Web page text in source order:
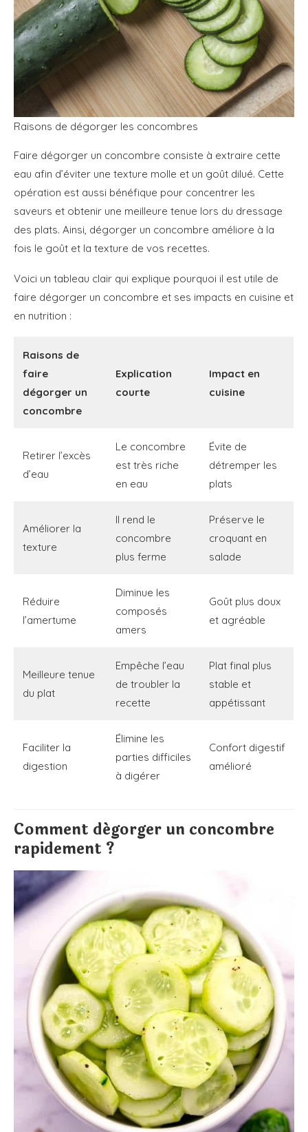
Raisons de dégorger les concombres
Faire dégorger un concombre consiste à extraire cette
eau afin d’éviter une texture molle et un goût dilué. Cette
opération est aussi bénéfique pour concentrer les
saveurs et obtenir une meilleure tenue lors du dressage
des plats. Ainsi, dégorger un concombre améliore à la
fois le goût et la texture de vos recettes.
Voici un tableau clair qui explique pourquoi il est utile de
faire dégorger un concombre et ses impacts en cuisine et
en nutrition :
Raisons de
faire
dégorger un
concombre
Explication
courte
Impact en
cuisine
Retirer l’excès
d’eau
Le concombre
est très riche
en eau
Évite de
détremper les
plats
Améliorer la
texture
Il rend le
concombre
plus ferme
Préserve le
croquant en
salade
Réduire
l’amertume
Diminue les
composés
amers
Goût plus doux
et agréable
Meilleure tenue
du plat
Empêche l’eau
de troubler la
recette
Plat final plus
stable et
appétissant
Faciliter la
digestion
Élimine les
parties difficiles
à digérer
Confort digestif
amélioré
Comment dégorger un concombre
rapidement ?